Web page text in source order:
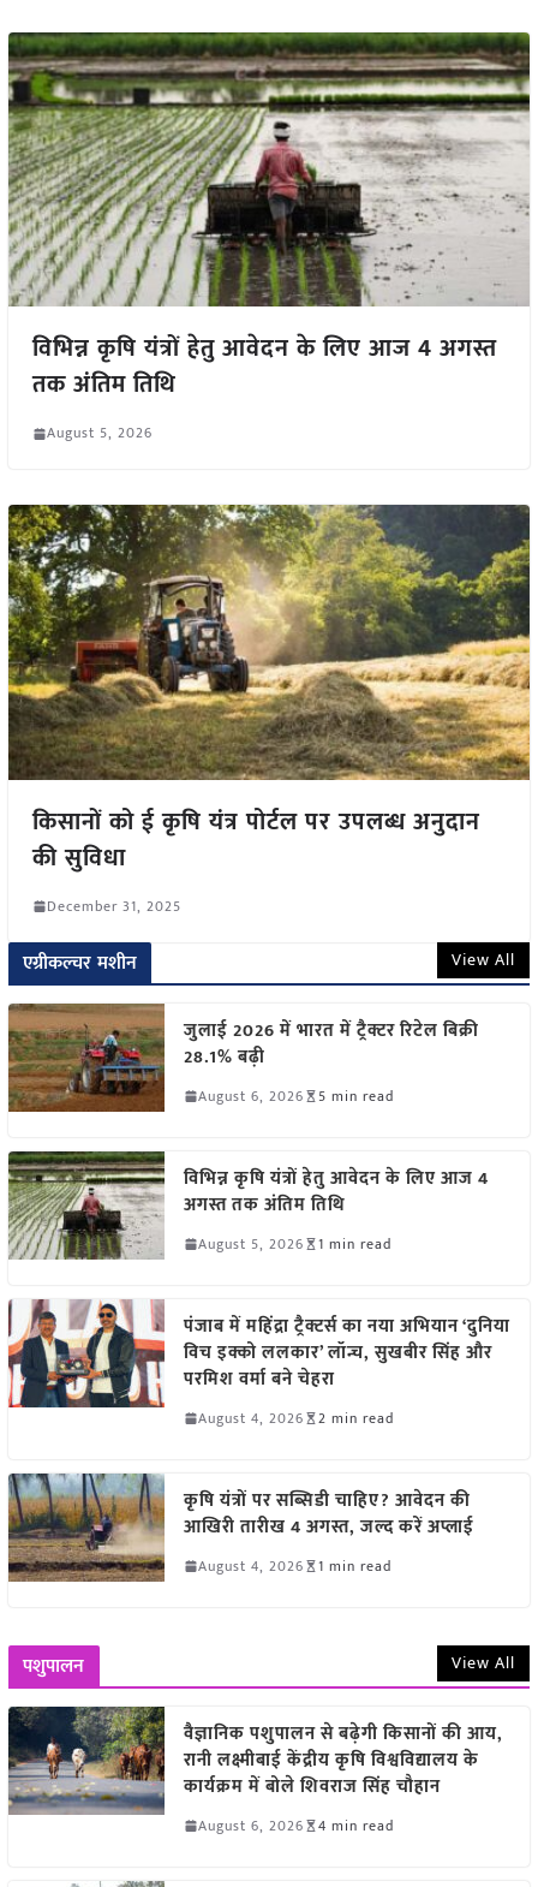
विभिन्न कृषि यंत्रों हेतु आवेदन के लिए आज 4 अगस्त
तक अंतिम तिथि
August 5, 2026
किसानों को ई कृषि यंत्र पोर्टल पर उपलब्ध अनुदान
की सुविधा
December 31, 2025
एग्रीकल्चर मशीन View All
जुलाई 2026 में भारत में ट्रैक्टर रिटेल बिक्री
28.1% बढ़ी
August 6, 2026 5 min read
विभिन्न कृषि यंत्रों हेतु आवेदन के लिए आज 4
अगस्त तक अंतिम तिथि
August 5, 2026 1 min read
पंजाब में महिंद्रा ट्रैक्टर्स का नया अभियान ‘दुनिया
विच इक्को ललकार’ लॉन्च, सुखबीर सिंह और
परमिश वर्मा बने चेहरा
August 4, 2026 2 min read
कृषि यंत्रों पर सब्सिडी चाहिए? आवेदन की
आखिरी तारीख 4 अगस्त, जल्द करें अप्लाई
August 4, 2026 1 min read
पशुपालन View All
वैज्ञानिक पशुपालन से बढ़ेगी किसानों की आय,
रानी लक्ष्मीबाई केंद्रीय कृषि विश्वविद्यालय के
कार्यक्रम में बोले शिवराज सिंह चौहान
August 6, 2026 4 min read